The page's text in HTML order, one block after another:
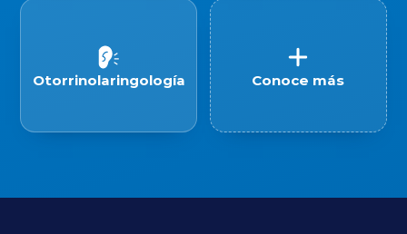
Otorrinolaringología Conoce más